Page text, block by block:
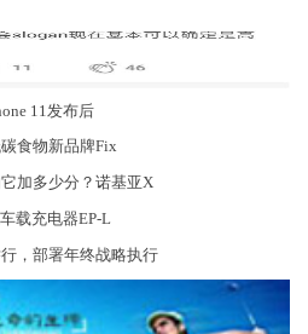
11发布后
食物新品牌Fix
加多少分？诺基亚X
载充电器EP-L
，部署年终战略执行